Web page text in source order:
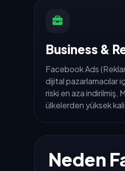
Business &
Facebook Ads
dijital pazarlamacılar
riski en aza indirilmiş,
ülkelerden yüksek
Neden